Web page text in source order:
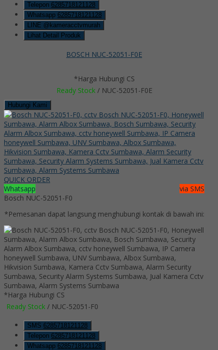
Telepon 6285718121128
Whatsapp 6285718121128
LINE @kameracctvmurah
Lihat Detail Produk
BOSCH NUC-52051-F0E
*Harga Hubungi CS
Ready Stock/ NUC-52051-F0E
Hubungi Kami
QUICK ORDER
Whatsapp
via SMS
Bosch NUC-52051-F0
*Pemesanan dapat langsung menghubungi kontak di bawah ini:
*Harga Hubungi CS
Ready Stock / NUC-52051-F0
SMS 6285718121128
Telepon 6285718121128
Whatsapp 6285718121128